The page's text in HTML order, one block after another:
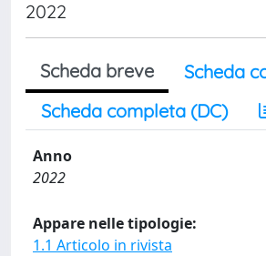
2022
Scheda breve
Scheda
Scheda completa (DC)
Anno
2022
Appare nelle tipologie:
1.1 Articolo in rivista